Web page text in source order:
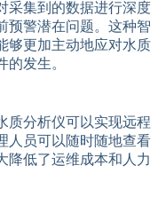
采集到的数据进行深度
预警潜在问题。这种智
够更加主动地应对水质
发生。
质分析仪可以实现远程
人员可以随时随地查看
降低了运维成本和人力